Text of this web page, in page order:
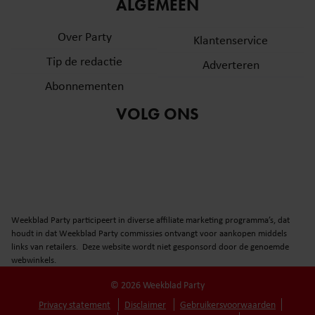
partners kunnen deze gegevens combineren met andere
verzameld op basis van uw gebruik van hun services. U
gaat akkoord met onze cookies als u onze website blijft
ALGEMEEN
Over Party
Tip de redactie
Abonnementen
Klantenservice
Adverteren
VOLG ONS
Weekblad Party participeert in diverse affiliate marketing programma’s, dat
houdt in dat Weekblad Party commissies ontvangt voor aankopen middels
links van retailers. Deze website wordt niet gesponsord door de genoemde
webwinkels.
© 2026 Weekblad Party
Privacy statement
Disclaimer
Gebruikersvoorwaarden